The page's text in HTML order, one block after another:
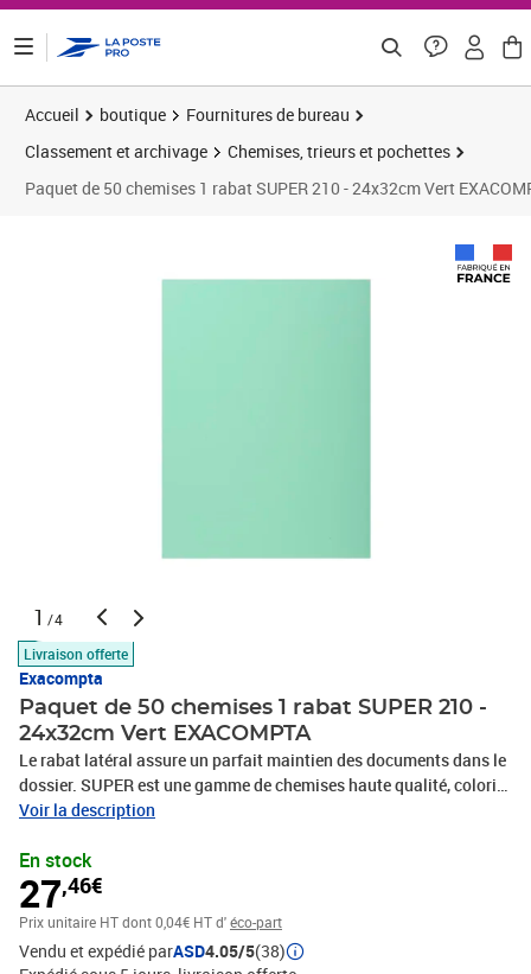
Accueil boutique
Fournitures de bureau
Classement et archivage
Chemises, trieurs et pochettes
Paquet de 50 chemises 1 rabat SUPER 210 - 24x32cm Vert
1 /4
Livraison offerte
Exacompta
Paquet de 50 chemises 1 rabat SUPER 210 -
24x32cm Vert EXACOMPTA
Le rabat latéral assure un parfait maintien des documents dans le
dossier. SUPER est une gamme de chemises haute qualité, coloris
pastel pour un classement doux, facile à identifier en manuscrant
certifiée PEFC®, issue de forêts gérées durablement. Elle est
fabriquée localement dans les usines du Groupe Exacompta-
Clairefontaine.Couleur(s) : VertGamme : SuperMatière :
CarteGrammage : 210G/M2Format à classer : A4Type de produit :
ChemiseType de chemises : 1 rabatType de sangle : sansCapacité
Voir la description
En stock
27,46€
Prix unitaire HTdont 0,04€ HT d'éco-part
Vendu et expédié parASD4.05/5(38)